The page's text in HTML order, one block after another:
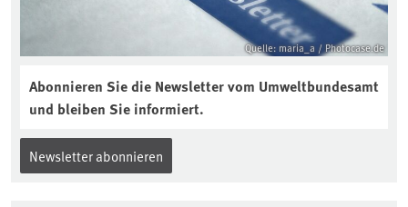
Quelle: maria_a / Photocase.de
Abonnieren Sie die Newsletter vom Umweltbundesamt
und bleiben Sie informiert.
Newsletter abonnieren